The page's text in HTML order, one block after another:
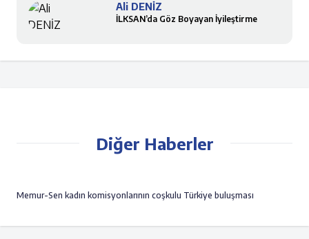
Ali DENİZ
İLKSAN’da Göz Boyayan İyileştirme
Diğer Haberler
Memur-Sen kadın komisyonlarının coşkulu Türkiye buluşması